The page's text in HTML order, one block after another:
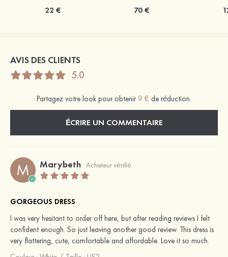
22 € 70 €
AVIS DES CLIENTS
5.0
Partagez votre look pour obtenir 9 € de réduction.
ÉCRIRE UN COMMENTAIRE
M Marybeth Acheteur vérifié
GORGEOUS DRESS
I was very hesitant to order off here, but after reading reviews I felt
confident enough. So just leaving another good review. This dress is
very flattering, cute, comfortable and affordable. Love it so much.